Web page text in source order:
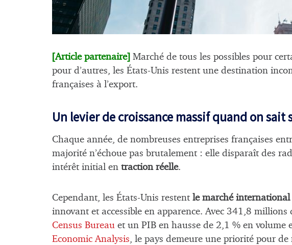
[Article partenaire] Marché de tous les possibles pour
pour d’autres, les États-Unis restent une destination
françaises à l’export.
Un levier de croissance massif quand on sait
Chaque année, de nombreuses entreprises françaises
majorité n’échoue pas brutalement : elle disparaît des
intérêt initial en traction réelle.
Cependant, les États-Unis restent le marché international
innovant et accessible en apparence. Avec 341,8
Census Bureau et un PIB en hausse de 2,1 % en volume
Economic Analysis, le pays demeure une priorité pour